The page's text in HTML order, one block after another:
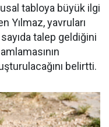
tabloya büyük ilgi
Yılmaz, yavruları
talep geldiğini
belirtti.